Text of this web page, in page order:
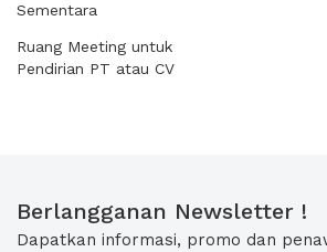
Sementara
Ruang Meeting untuk
Pendirian PT atau CV
Berlangganan Newsletter !
Dapatkan informasi, promo dan